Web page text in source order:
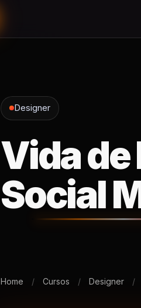
Designer
Vida de
Social
Home / Cursos / Designer /